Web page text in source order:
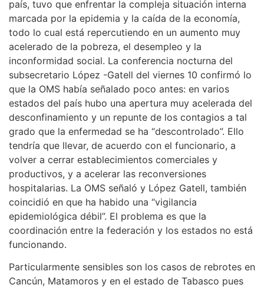
país, tuvo que enfrentar la compleja situación interna
marcada por la epidemia y la caída de la economía,
todo lo cual está repercutiendo en un aumento muy
acelerado de la pobreza, el desempleo y la
inconformidad social. La conferencia nocturna del
subsecretario López -Gatell del viernes 10 confirmó lo
que la OMS había señalado poco antes: en varios
estados del país hubo una apertura muy acelerada del
desconfinamiento y un repunte de los contagios a tal
grado que la enfermedad se ha “descontrolado”. Ello
tendría que llevar, de acuerdo con el funcionario, a
volver a cerrar establecimientos comerciales y
productivos, y a acelerar las reconversiones
hospitalarias. La OMS señaló y López Gatell, también
coincidió en que ha habido una “vigilancia
epidemiológica débil”. El problema es que la
coordinación entre la federación y los estados no está
funcionando.
Particularmente sensibles son los casos de rebrotes en
Cancún, Matamoros y en el estado de Tabasco pues